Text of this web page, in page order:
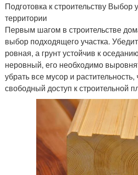
Подготовка к строительству Выбор
территории
Первым шагом в строительстве
выбор подходящего участка.
ровная, а грунт устойчив к
неровный, его необходимо
убрать все мусор и
свободный доступ к строительной